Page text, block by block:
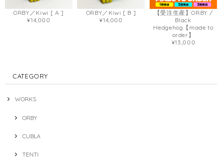
ORBY／Kiwi [ A ]
¥14,000
ORBY／Kiwi [ B ]
¥14,000
【受注生産】ORBY /
Black
Hedgehog【made to
order】
¥13,000
CATEGORY
WORKS
ORBY
CUBLA
TENTI